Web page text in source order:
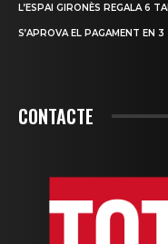
L’ESPAI GIRONÈS REGALA 6
S’APROVA EL PAGAMENT EN
CONTACTE